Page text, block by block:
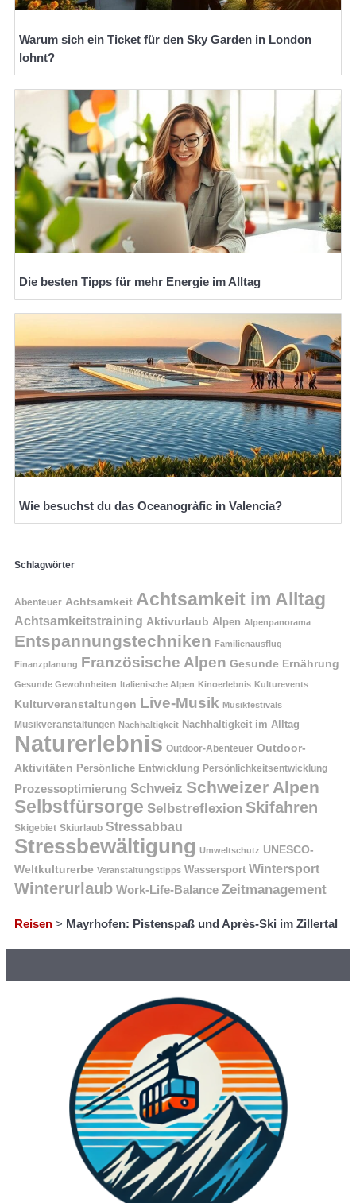
Warum sich ein Ticket für den Sky Garden in London
lohnt?
Die besten Tipps für mehr Energie im Alltag
Wie besuchst du das Oceanogràfic in Valencia?
Schlagwörter
Abenteuer Achtsamkeit Achtsamkeit im Alltag
Achtsamkeitstraining Aktivurlaub Alpen Alpenpanorama
Entspannungstechniken Familienausflug
Finanzplanung Französische Alpen Gesunde Ernährung
Gesunde Gewohnheiten Italienische Alpen Kinoerlebnis Kulturevents
Kulturveranstaltungen Live-Musik Musikfestivals
Musikveranstaltungen Nachhaltigkeit Nachhaltigkeit im Alltag
Naturerlebnis Outdoor-Abenteuer Outdoor-
Aktivitäten Persönliche Entwicklung Persönlichkeitsentwicklung
Prozessoptimierung Schweiz Schweizer Alpen
Selbstfürsorge Selbstreflexion Skifahren
Skigebiet Skiurlaub Stressabbau
Stressbewältigung Umweltschutz UNESCO-
Weltkulturerbe Veranstaltungstipps Wassersport Wintersport
Winterurlaub Work-Life-Balance Zeitmanagement
Reisen > Mayrhofen: Pistenspaß und Après-Ski im Zillertal